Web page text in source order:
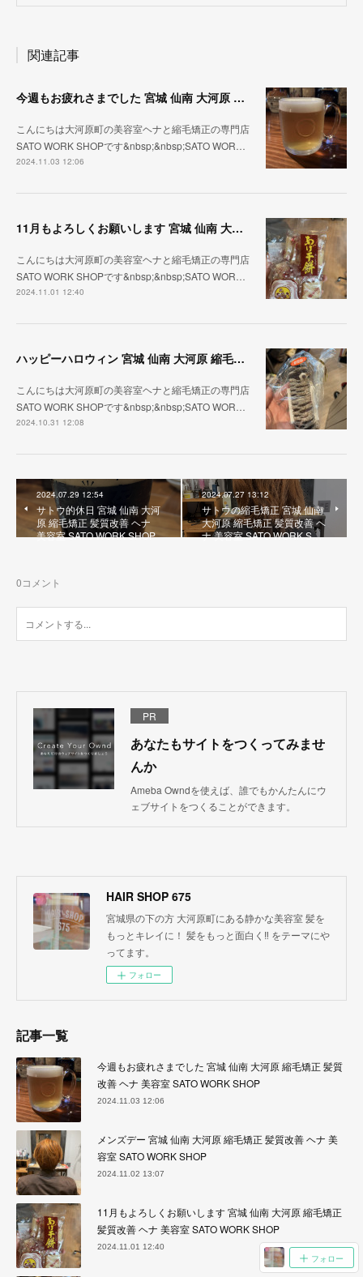
関連記事
今週もお疲れさまでした 宮城 仙南 大河原 縮毛矯正 髪質改善 ヘナ 美容室 SATO WORK SHOP
こんにちは大河原町の美容室ヘナと縮毛矯正の専門店
SATO WORK SHOPです&nbsp;&nbsp;SATO WOR…
2024.11.03 12:06
11月もよろしくお願いします 宮城 仙南 大河原 縮毛矯正 髪質改善 ヘナ 美容室 SATO WORK SHOP
こんにちは大河原町の美容室ヘナと縮毛矯正の専門店
SATO WORK SHOPです&nbsp;&nbsp;SATO WOR…
2024.11.01 12:40
ハッピーハロウィン 宮城 仙南 大河原 縮毛矯正 髪質改善 ヘナ 美容室 SATO WORK SHOP
こんにちは大河原町の美容室ヘナと縮毛矯正の専門店
SATO WORK SHOPです&nbsp;&nbsp;SATO WOR…
2024.10.31 12:08
2024.07.29 12:54
サトウ的休日 宮城 仙南 大河
原 縮毛矯正 髪質改善 ヘナ
美容室 SATO WORK SHOP
2024.07.27 13:12
サトウの縮毛矯正 宮城 仙南
大河原 縮毛矯正 髪質改善 ヘ
ナ 美容室 SATO WORK S…
0コメント
PR
あなたもサイトをつくってみませ
んか
Ameba Owndを使えば、誰でもかんたんにウ
ェブサイトをつくることができます。
HAIR SHOP 675
宮城県の下の方 大河原町にある静かな美容室 髪を
もっとキレイに！ 髪をもっと面白く‼︎ をテーマにや
ってます。
フォロー
記事一覧
今週もお疲れさまでした 宮城 仙南 大河原 縮毛矯正 髪質
改善 ヘナ 美容室 SATO WORK SHOP
2024.11.03 12:06
メンズデー 宮城 仙南 大河原 縮毛矯正 髪質改善 ヘナ 美
容室 SATO WORK SHOP
2024.11.02 13:07
11月もよろしくお願いします 宮城 仙南 大河原 縮毛矯正
髪質改善 ヘナ 美容室 SATO WORK SHOP
2024.11.01 12:40
フォロー